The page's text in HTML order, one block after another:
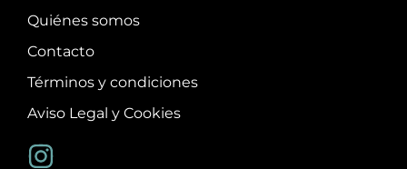
Quiénes somos
Contacto
Términos y condiciones
Aviso Legal y Cookies